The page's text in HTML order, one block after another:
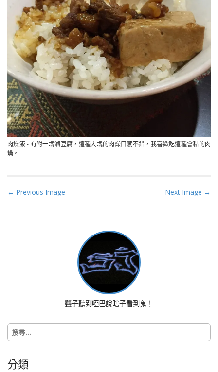
肉燥飯 - 有附一塊滷豆腐，這種大塊的肉燥口感不錯，我喜歡吃這種會黏的肉
燥。
P
i
o
n
← Previous Image Next Image →
聾子聽到啞巴說瞎子看到鬼！
搜
尋
字:
分類